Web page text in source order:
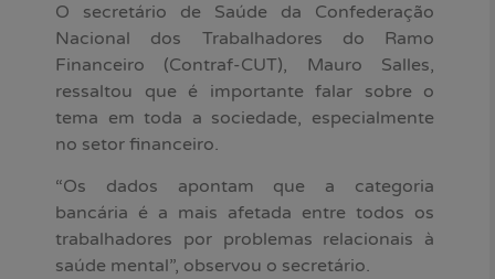
O secretário de Saúde da Confederação
Nacional dos Trabalhadores do Ramo
Financeiro (Contraf-CUT), Mauro Salles,
ressaltou que é importante falar sobre o
tema em toda a sociedade, especialmente
no setor financeiro.
“Os dados apontam que a categoria
bancária é a mais afetada entre todos os
trabalhadores por problemas relacionais à
saúde mental”, observou o secretário.